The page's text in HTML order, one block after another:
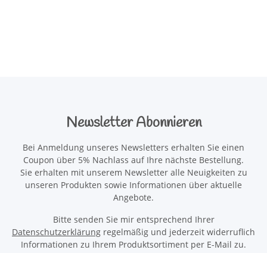
Newsletter Abonnieren
Bei Anmeldung unseres Newsletters erhalten Sie einen
Coupon über 5% Nachlass auf Ihre nächste Bestellung.
Sie erhalten mit unserem Newsletter alle Neuigkeiten zu
unseren Produkten sowie Informationen über aktuelle
Angebote.
Bitte senden Sie mir entsprechend Ihrer
Datenschutzerklärung regelmäßig und jederzeit widerruflich
Informationen zu Ihrem Produktsortiment per E-Mail zu.